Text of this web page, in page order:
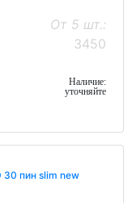
От 5 шт.:
3450
Наличие:
уточняйте
30 пин slim new